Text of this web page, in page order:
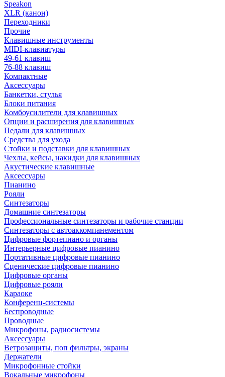
Speakon
XLR (канон)
Переходники
Прочие
Клавишные инструменты
MIDI-клавиатуры
49-61 клавиш
76-88 клавиш
Компактные
Аксессуары
Банкетки, стулья
Блоки питания
Комбоусилители для клавишных
Опции и расширения для клавишных
Педали для клавишных
Средства для ухода
Стойки и подставки для клавишных
Чехлы, кейсы, накидки для клавишных
Акустические клавишные
Аксессуары
Пианино
Рояли
Синтезаторы
Домашние синтезаторы
Профессиональные синтезаторы и рабочие станции
Синтезаторы с автоаккомпанементом
Цифровые фортепиано и органы
Интерьерные цифровые пианино
Портативные цифровые пианино
Сценические цифровые пианино
Цифровые органы
Цифровые рояли
Караоке
Конференц-системы
Беспроводные
Проводные
Микрофоны, радиосистемы
Аксессуары
Ветрозащиты, поп фильтры, экраны
Держатели
Микрофонные стойки
Вокальные микрофоны